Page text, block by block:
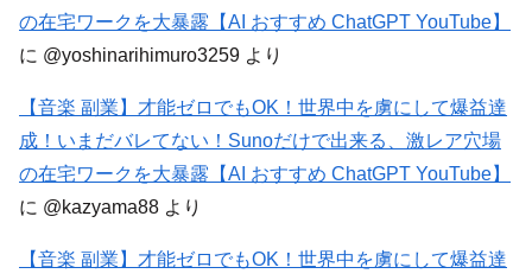
の在宅ワークを大暴露【AI おすすめ ChatGPT YouTube】
に @yoshinarihimuro3259 より
【音楽 副業】才能ゼロでもOK！世界中を虜にして爆益達
成！いまだバレてない！Sunoだけで出来る、激レア穴場
の在宅ワークを大暴露【AI おすすめ ChatGPT YouTube】
に @kazyama88 より
【音楽 副業】才能ゼロでもOK！世界中を虜にして爆益達